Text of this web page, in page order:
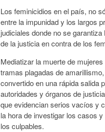
Los feminicidios en el país, no
entre la impunidad y los largos
judiciales donde no se garantiza
de la justicia en contra de los
Mediatizar la muerte de
tramas plagadas de
convertido en una rápida salida
autoridades y órganos de
que evidencian serios vacíos y
la hora de investigar los casos
los culpables.